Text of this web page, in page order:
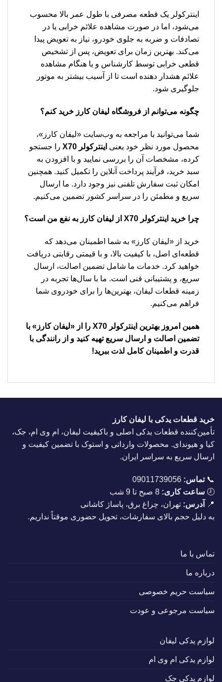
اینترکولر یک قطعه مصرفی با طول عمر بالا محسوب
می‌شود، اما در صورت مشاهده علائم خرابی یا در
تصادفات و ضربه به جلوی خودرو، نیاز به تعویض پیدا
می‌کند. بهترین زمان برای تعویض، پس از تشخیص
قطعی خرابی توسط کارشناس و یا هنگام مشاهده
علائم هشدار دهنده است تا از آسیب بیشتر به موتور
جلوگیری شود.
چگونه می‌توانم از فروشگاه لیفان کارز خرید کنم؟
شما می‌توانید با مراجعه به وب‌سایت «لیفان کارز»،
محصول مورد نظر خود یعنی اینترکولر X70
را جستجو
کرده، مشخصات آن را بررسی نمایید و با افزودن به
سبد خرید، فرآیند پرداخت آنلاین را تکمیل کنید. همچنین
امکان ثبت سفارش تلفنی نیز وجود دارد. ما ارسال
سریع و مطمئن را در سراسر کشور تضمین می‌کنیم.
چرا خرید اینترکولر X70 از لیفان کارز به نفع من است؟
خرید از «لیفان کارز» به شما اطمینان می‌دهد که
قطعه‌ای اصل، با کیفیت بالا، و با قیمتی رقابتی دریافت
خواهید کرد. خدمات ما شامل تضمین اصالت، ارسال
سریع، و پشتیبانی فنی است. ما با سال‌ها تجربه در
زمینه قطعات لیفان، بهترین‌ها را برای خودروی شما
فراهم می‌کنیم.
همین امروز بهترین اینترکولر X70 را از «لیفان کارز» با
تضمین اصالت و ارسال سریع تهیه کنید و از رانندگی با
قدرت و اطمینان کامل لذت ببرید!
خرید قطعات یدکی با لیفان کارز
تأمین‌کننده قطعات یدکی اصلی و باکیفیت لیفان، ام وی ام، جک،
کیا و هیوندای. محصولات وارداتی و استوک با تضمین کیفیت و
ارسال سریع به سراسر ایران.
📞تماس: 09011739056
🕗 ساعت کاری:
📍
آدرس: تهران، چراغ برق، پاساژ کاشانی
به دلیل حجم بالای سفارشات، تحویل حضوری موقتاً نداریم.
تماس با ما
درباره ما
سیاست حریم خصوصی
سیاست مرجوعی و عودت
لوازم یدکی لیفان
لوازم یدکی ام وی ام
لوازم یدکی جک